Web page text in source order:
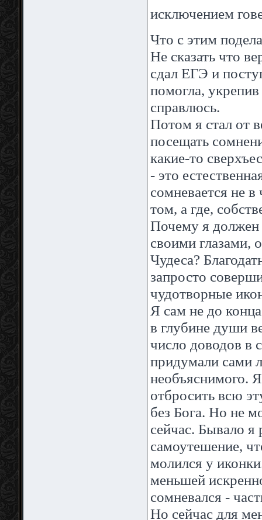
исключением
Что с этим
Не сказать что
сдал ЕГЭ и
помогла,
справлюсь.
Потом я стал от
посещать
какие-то
- это
сомневается не
том, а где,
Почему я должен
своими глазами,
Чудеса?
запросто
чудотворные
Я сам не до
в глубине души
число доводов в
придумали сами
необъяснимого.
отбросить всю
без Бога. Но не
сейчас. Бывало
самоутешение,
молился у
меньшей
сомневался -
Но сейчас для